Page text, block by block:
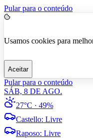
Pular para o conteúdo
Usamos cookies para
Aceitar
Pular para o conteúdo
SÁB, 8 DE AGO.
27°C · 49%
Castello: Livre
Raposo: Livre